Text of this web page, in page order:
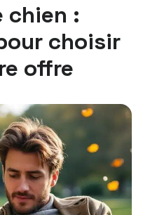
chien :
choisir
offre